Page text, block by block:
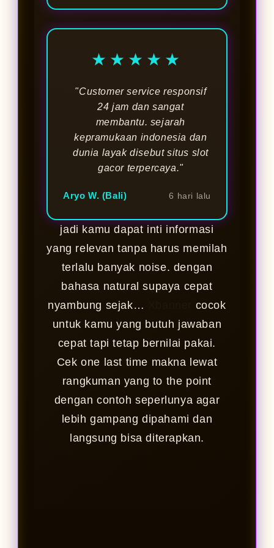
★★★★★
"Customer service responsif
24 jam dan sangat
membantu. sejarah
kepramukaan indonesia dan
dunia layak disebut situs slot
gacor terpercaya."
Aryo W. (Bali) 6 hari lalu
jadi kamu dapat inti informasi
yang relevan tanpa harus memilah
terlalu banyak noise. dengan
bahasa natural supaya cepat
nyambung sejak…
cocok
untuk kamu yang butuh jawaban
cepat tapi tetap bernilai pakai.
Cek one last time makna lewat
rangkuman yang to the point
dengan contoh seperlunya agar
lebih gampang dipahami dan
langsung bisa diterapkan.